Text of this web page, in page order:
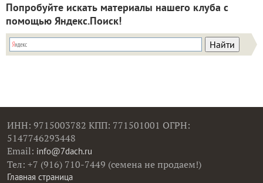
Попробуйте искать материалы нашего клуба с
помощью Яндекс.Поиск!
ИНН: 9715003782 КПП: 771501001 ОГРН:
5147746293448
Email: info@7dach.ru
Тел: +7 (916) 710-7449 (семена не продаем!)
Главная страница